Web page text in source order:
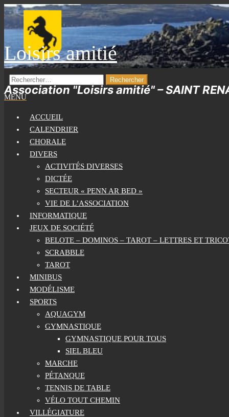
Skip
content
Loisirs amitié
Association "Loisirs amitié" – SAINT
RECHERCHER :
MENU
ACCUEIL
CALENDRIER
CHORALE
DIVERS
ACTIVITÉS DIVERSES
DICTÉE
SECTEUR « PENN AR BED »
VIE DE L’ASSOCIATION
INFORMATIQUE
JEUX DE SOCIÉTÉ
BELOTE – DOMINOS – TAROT – LETTRES ET
SCRABBLE
TAROT
MINIBUS
MODÉLISME
SPORTS
AQUAGYM
GYMNASTIQUE
GYMNASTIQUE POUR TOUS
SIEL BLEU
MARCHE
PÉTANQUE
TENNIS DE TABLE
VÉLO TOUT CHEMIN
VILLÉGIATURE